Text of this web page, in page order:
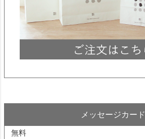
メッセージカード
無料